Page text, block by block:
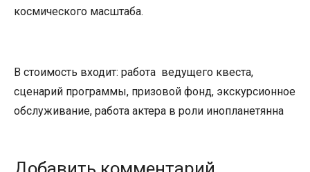
космического масштаба.
В стоимость входит: работа ведущего квеста,
сценарий программы, призовой фонд, экскурсионное
обслуживание, работа актера в роли инопланетянна